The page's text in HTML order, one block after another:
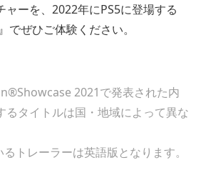
ャーを、2022年にPS5に登場する
でぜひご体験ください。
2021で発表された内
るタイトルは国・地域によって異な
トレーラーは英語版となります。